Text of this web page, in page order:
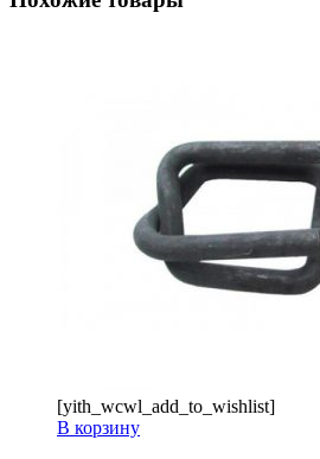
[yith_wcwl_add_to_wishlist]
В корзину